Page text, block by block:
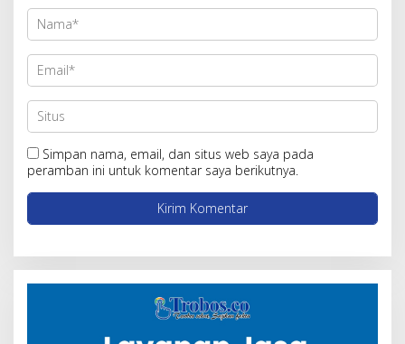
Simpan nama, email, dan situs web saya pada
peramban ini untuk komentar saya berikutnya.